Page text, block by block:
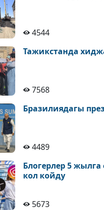
4544
Тажикстанда
7568
Бразилиядагы
4489
Блогерлер 5
кол койду
5673